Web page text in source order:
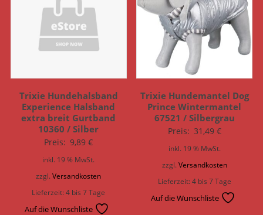
Trixie Hundehalsband
Experience Halsband
extra breit Gurtband
10360 / Silber
Preis: 9,89€
inkl. 19 % MwSt.
zzgl.Versandkosten
Lieferzeit:4 bis 7 Tage
Auf die Wunschliste
Trixie Hundemantel Dog
Prince Wintermantel
67521 / Silbergrau
Preis: 31,49 €
inkl. 19 % MwSt.
zzgl. Versandkosten
Lieferzeit:4 bis 7 Tage
Auf die Wunschliste